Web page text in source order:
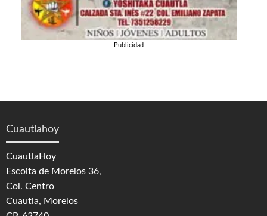
Publicidad
Cuautlahoy
CuautlaHoy
Escolta de Morelos 36,
Col. Centro
Cuautla, Morelos